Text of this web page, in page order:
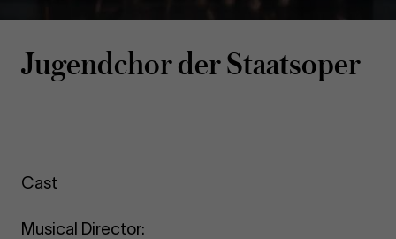
Jugendchor der Staatsoper
Cast
Musical Director: